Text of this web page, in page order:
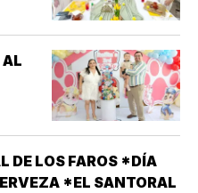
AL
DE LOS FAROS *DÍA
*EL SANTORAL